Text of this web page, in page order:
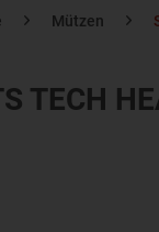
Mützen
TECH